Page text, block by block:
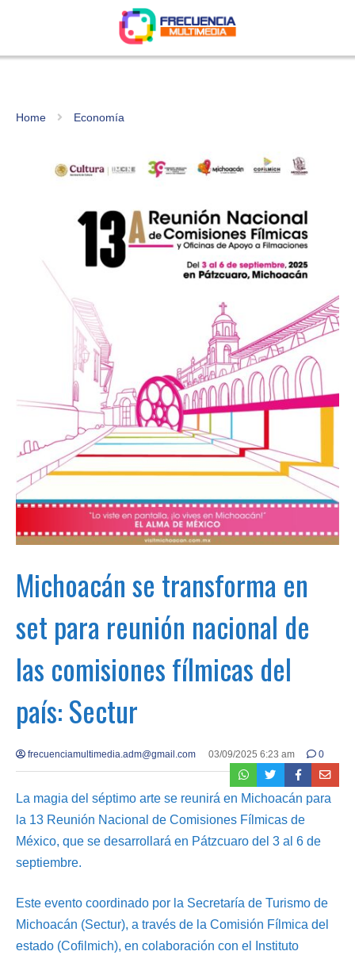
Home Economía
Michoacán se transforma en
set para reunión nacional de
las comisiones fílmicas del
país: Sectur
frecuenciamultimedia.adm@gmail.com 03/09/2025 6:23 am 0
La magia del séptimo arte se reunirá en Michoacán para
la 13 Reunión Nacional de Comisiones Fílmicas de
México, que se desarrollará en Pátzcuaro del 3 al 6 de
septiembre.
Este evento coordinado por la Secretaría de Turismo de
Michoacán (Sectur), a través de la Comisión Fílmica del
estado (Cofilmich), en colaboración con el Instituto